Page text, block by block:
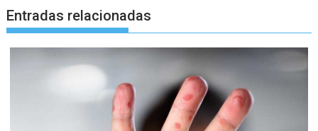
Entradas relacionadas